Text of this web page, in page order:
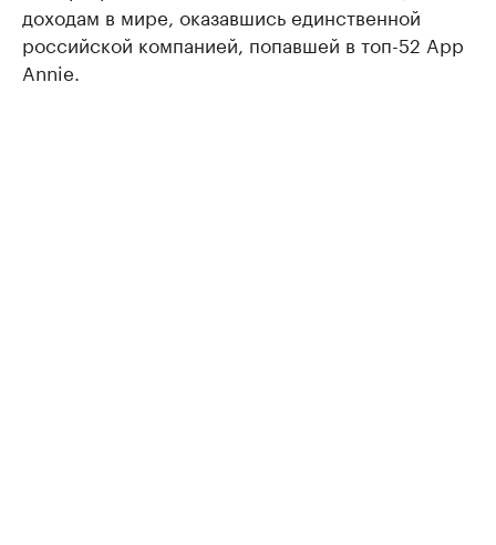
доходам в мире, оказавшись единственной
российской компанией, попавшей в топ-52 App
Annie.